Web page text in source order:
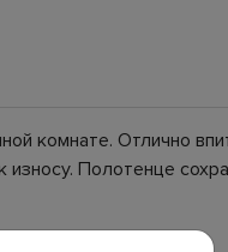
комнате. Отлично
износу. Полотенце